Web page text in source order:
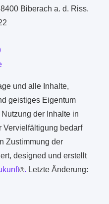
Biberach a. d. Riss.
und alle Inhalte,
geistiges Eigentum
der Inhalte in
Vervielfältigung bedarf
Zustimmung der
designed und erstellt
®. Letzte Änderung: